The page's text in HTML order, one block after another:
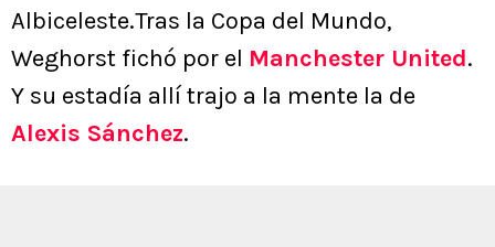
Albiceleste.Tras la Copa del Mundo,
Weghorst fichó por el Manchester United.
Y su estadía allí trajo a la mente la de
Alexis Sánchez.